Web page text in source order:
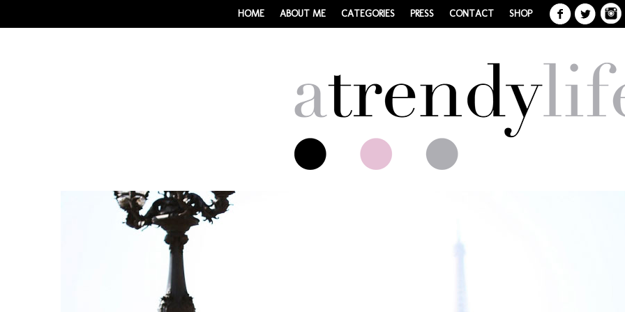
HOME ABOUT ME CATEGORIES PRESS CONTACT SHOP